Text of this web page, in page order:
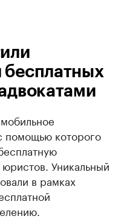
бесплатных
помощью которого
Уникальный
в рамках